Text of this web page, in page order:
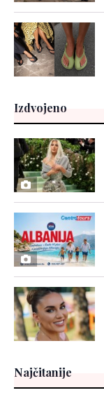
Izdvojeno
Najčitanije